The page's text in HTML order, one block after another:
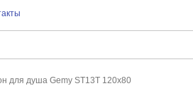
для душа Gemy ST13T 120x80